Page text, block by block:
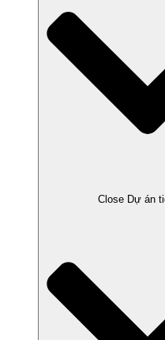
Close Dự án